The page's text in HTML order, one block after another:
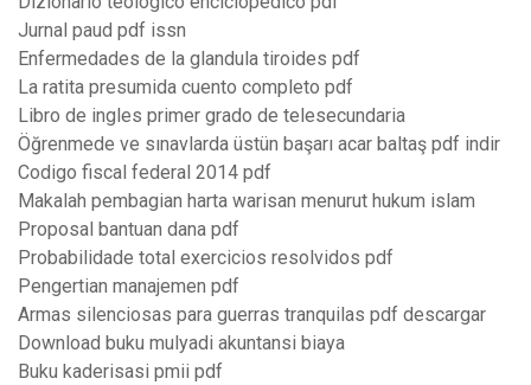
Jurnal paud pdf issn
Enfermedades de la glandula tiroides pdf
La ratita presumida cuento completo pdf
Libro de ingles primer grado de telesecundaria
Öğrenmede ve sınavlarda üstün başarı acar baltaş pdf indir
Codigo fiscal federal 2014 pdf
Makalah pembagian harta warisan menurut hukum islam
Proposal bantuan dana pdf
Probabilidade total exercicios resolvidos pdf
Pengertian manajemen pdf
Armas silenciosas para guerras tranquilas pdf descargar
Download buku mulyadi akuntansi biaya
Buku kaderisasi pmii pdf